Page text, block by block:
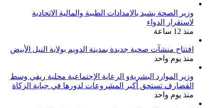
وزير الصحة يشيد بالإمدادات الطبية والمالية الاتحادية
لاستقرار الدواء
منذ 12 ساعة
افتتاح منشآت صحية جديدة بمدينة الدويم بولاية النيل الأبيض
منذ يوم واحد
وزير الموارد البشريةو الرعاية الإجتماعية محلية ريفي وسط
القضارف تستحق أكبر المشروعات لدورها في جباية الزكاة
منذ يوم واحد